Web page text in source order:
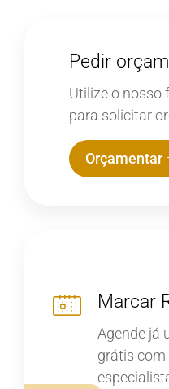
Pedir
Utilize o nosso
para solicitar
Orçamentar
Marcar
Agende já
grátis